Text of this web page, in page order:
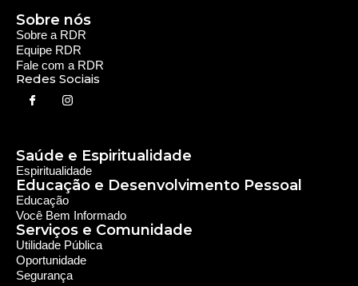
Rede Diocesana de Rádio
30 anos de história. Nosso objetivo é evangelizar; além disso
possuímos um alcance de mais de 300 mil ouvintes em mais
de 35 municípios, incluindo zona rural e urbana.
Sobre a RDR
Equipe RDR
Fale com a RDR
Sobre nós